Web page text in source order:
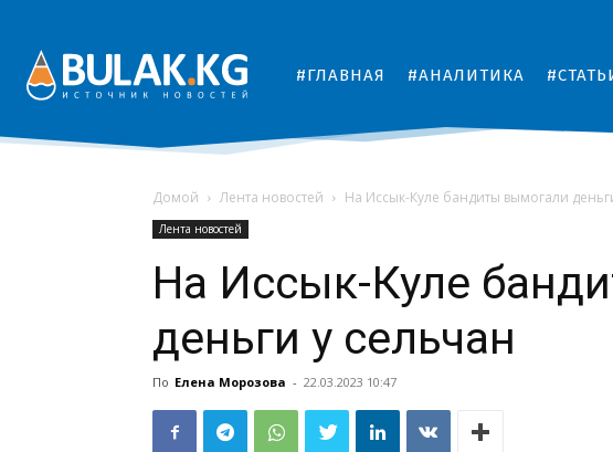
#ГЛАВНАЯ #АНАЛИТИКА
Домой Лента новостей На Иссык-Куле бандиты вымогали
Лента новостей
На Иссык-Куле
деньги у сельчан
По Елена Морозова - 22.03.2023 10:47